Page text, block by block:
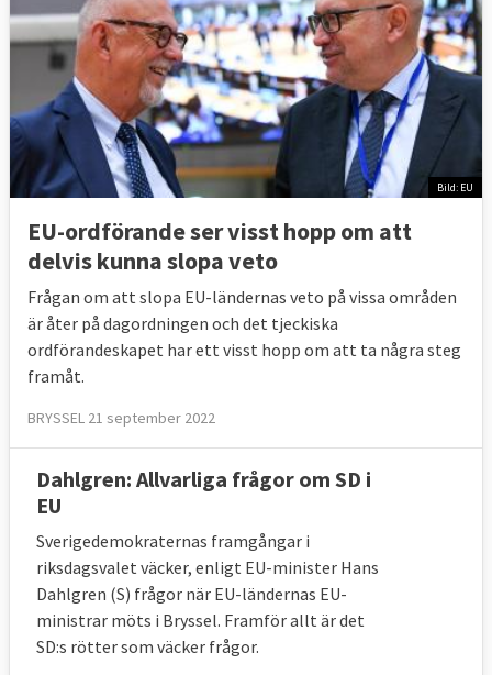
Bild: EU
EU-ordförande ser visst hopp om att
delvis kunna slopa veto
Frågan om att slopa EU-ländernas veto på vissa områden
är åter på dagordningen och det tjeckiska
ordförandeskapet har ett visst hopp om att ta några steg
framåt.
BRYSSEL 21 september 2022
Dahlgren: Allvarliga frågor om SD i
EU
Sverigedemokraternas framgångar i
riksdagsvalet väcker, enligt EU-minister Hans
Dahlgren (S) frågor när EU-ländernas EU-
ministrar möts i Bryssel. Framför allt är det
SD:s rötter som väcker frågor.